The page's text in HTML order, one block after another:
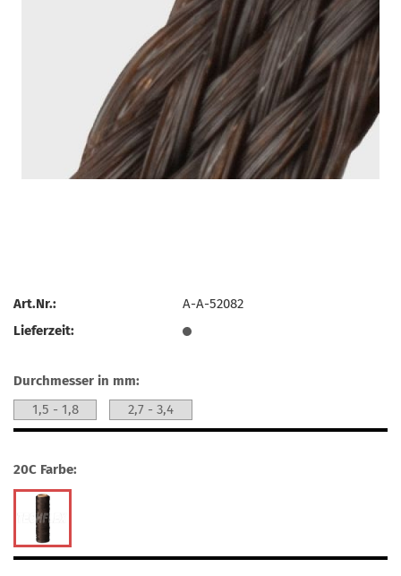
Art.Nr.:
A-A-52082
Lieferzeit:
Durchmesser in mm:
1,5 - 1,8
2,7 - 3,4
20C Farbe: